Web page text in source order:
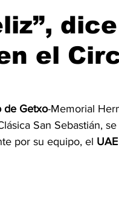
ALFARO
MANOLO JIMÉNEZ
el
de Getxo-Memorial
San Sebastián,
por su equipo, el